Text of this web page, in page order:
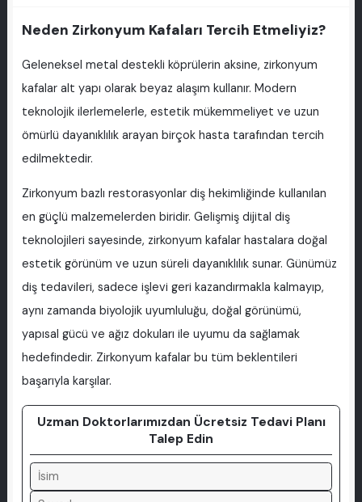
Neden Zirkonyum Kafaları Tercih Etmeliyiz?
Geleneksel metal destekli köprülerin aksine, zirkonyum
kafalar alt yapı olarak beyaz alaşım kullanır. Modern
teknolojik ilerlemelerle, estetik mükemmeliyet ve uzun
ömürlü dayanıklılık arayan birçok hasta tarafından tercih
edilmektedir.
Zirkonyum bazlı restorasyonlar diş hekimliğinde kullanılan
en güçlü malzemelerden biridir. Gelişmiş dijital diş
teknolojileri sayesinde, zirkonyum kafalar hastalara doğal
estetik görünüm ve uzun süreli dayanıklılık sunar. Günümüz
diş tedavileri, sadece işlevi geri kazandırmakla kalmayıp,
aynı zamanda biyolojik uyumluluğu, doğal görünümü,
yapısal gücü ve ağız dokuları ile uyumu da sağlamak
hedefindedir. Zirkonyum kafalar bu tüm beklentileri
başarıyla karşılar.
Uzman Doktorlarımızdan Ücretsiz Tedavi Planı
Talep Edin